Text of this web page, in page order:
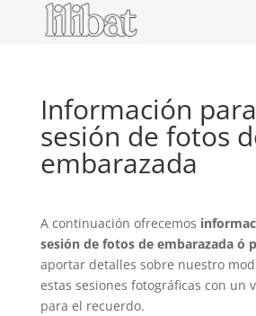
Información
sesión de fotos
embarazada
A continuación ofrecemos
sesión de fotos de embarazada ó
aportar detalles sobre nuestro
estas sesiones fotográficas con un
para el recuerdo.